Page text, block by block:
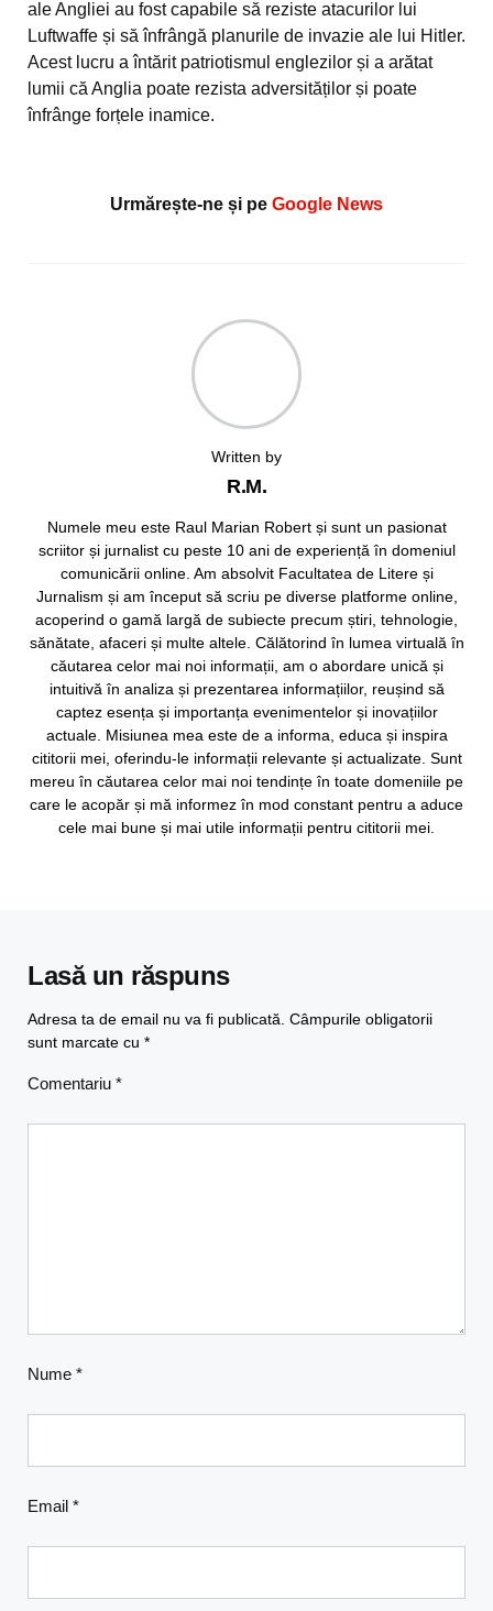
ale Angliei au fost capabile să reziste atacurilor lui
Luftwaffe și să înfrângă planurile de invazie ale lui Hitler.
Acest lucru a întărit patriotismul englezilor și a arătat
lumii că Anglia poate rezista adversităților și poate
înfrânge forțele inamice.
Urmărește-ne și pe Google News
Written by
R.M.
Numele meu este Raul Marian Robert și sunt un pasionat
scriitor și jurnalist cu peste 10 ani de experiență în domeniul
comunicării online. Am absolvit Facultatea de Litere și
Jurnalism și am început să scriu pe diverse platforme online,
acoperind o gamă largă de subiecte precum știri, tehnologie,
sănătate, afaceri și multe altele. Călătorind în lumea virtuală în
căutarea celor mai noi informații, am o abordare unică și
intuitivă în analiza și prezentarea informațiilor, reușind să
captez esența și importanța evenimentelor și inovațiilor
actuale. Misiunea mea este de a informa, educa și inspira
cititorii mei, oferindu-le informații relevante și actualizate. Sunt
mereu în căutarea celor mai noi tendințe în toate domeniile pe
care le acopăr și mă informez în mod constant pentru a aduce
cele mai bune și mai utile informații pentru cititorii mei.
Lasă un răspuns
Adresa ta de email nu va fi publicată. Câmpurile obligatorii
sunt marcate cu *
Comentariu *
Nume *
Email *